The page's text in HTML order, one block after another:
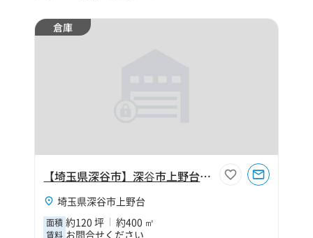
倉庫
【埼玉県深谷市】深⾕市上野台120坪倉庫
埼玉県深谷市上野台
面積 約120 坪 約400 ㎡
賃料 お問合せください